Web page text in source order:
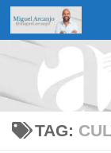
Skip to
TAG: